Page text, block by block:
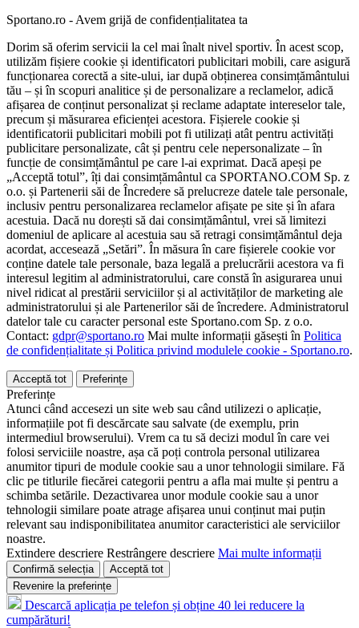
Sportano.ro - Avem grijă de confidențialitatea ta
Dorim să oferim servicii la cel mai înalt nivel sportiv. În acest scop,
utilizăm fișiere cookie și identificatori publicitari mobili, care asigură
funcționarea corectă a site-ului, iar după obținerea consimțământului
tău – și în scopuri analitice și de personalizare a reclamelor, adică
afișarea de conținut personalizat și reclame adaptate intereselor tale,
precum și măsurarea eficienței acestora. Fișierele cookie și
identificatorii publicitari mobili pot fi utilizați atât pentru activități
publicitare personalizate, cât și pentru cele nepersonalizate – în
funcție de consimțământul pe care l-ai exprimat. Dacă apeși pe
„Acceptă totul”, îți dai consimțământul ca SPORTANO.COM Sp. z
o.o. și Partenerii săi de Încredere să prelucreze datele tale personale,
inclusiv pentru personalizarea reclamelor afișate pe site și în afara
acestuia. Dacă nu dorești să dai consimțământul, vrei să limitezi
domeniul de aplicare al acestuia sau să retragi consimțământul deja
acordat, accesează „Setări”. În măsura în care fișierele cookie vor
conține datele tale personale, baza legală a prelucrării acestora va fi
interesul legitim al administratorului, care constă în asigurarea unui
nivel ridicat al prestării serviciilor și al activităților de marketing ale
administratorului și ale Partenerilor săi de încredere. Administratorul
datelor tale cu caracter personal este Sportano.com Sp. z o.o.
Contact: gdpr@sportano.ro Mai multe informații găsești în Politica
de confidențialitate și Politica privind modulele cookie - Sportano.ro.
Acceptă tot Preferințe
Preferințe
Atunci când accesezi un site web sau când utilizezi o aplicație,
informațiile pot fi descărcate sau salvate (de exemplu, prin
intermediul browserului). Vrem ca tu să decizi modul în care vei
folosi serviciile noastre, așa că poți controla personal utilizarea
anumitor tipuri de module cookie sau a unor tehnologii similare. Fă
clic pe titlurile fiecărei categorii pentru a afla mai multe și pentru a
schimba setările. Dezactivarea unor module cookie sau a unor
tehnologii similare poate atrage afișarea unui conținut mai puțin
relevant sau indisponibilitatea anumitor caracteristici ale serviciilor
noastre.
Extindere descriere Restrângere descriere Mai multe informații
Confirmă selecția
Acceptă tot
Revenire la preferințe
Descarcă aplicația pe telefon și obține 40 lei reducere la
cumpărături!